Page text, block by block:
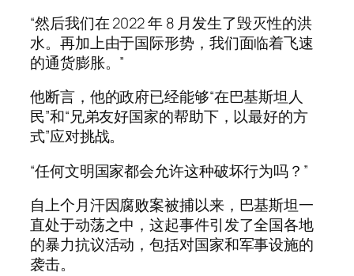
“然后我们在 2022 年 8 月发生了毁灭性的洪
水。再加上由于国际形势，我们面临着飞速
的通货膨胀。”
他断言，他的政府已经能够“在巴基斯坦人
民”和“兄弟友好国家的帮助下，以最好的方
式”应对挑战。
“任何文明国家都会允许这种破坏行为吗？”
自上个月汗因腐败案被捕以来，巴基斯坦一
直处于动荡之中，这起事件引发了全国各地
的暴力抗议活动，包括对国家和军事设施的
袭击。